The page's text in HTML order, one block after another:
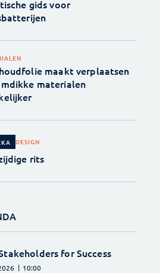
gids voor
maakt verplaatsen
materialen
DESIGN
rits
for Success
10:00